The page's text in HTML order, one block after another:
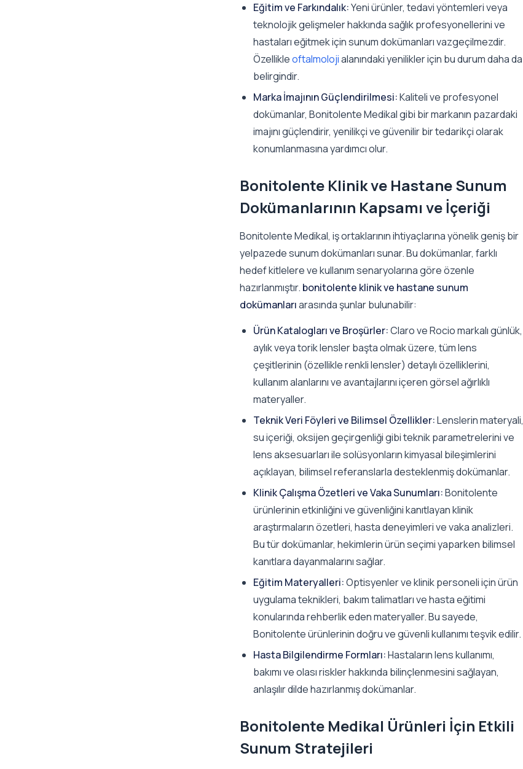
Eğitim ve Farkındalık:Yeni ürünler, tedavi yöntemleri veya
teknolojik gelişmeler hakkında sağlık profesyonellerini ve
hastaları eğitmek için sunum dokümanları vazgeçilmezdir.
Özellikleoftalmolojialanındaki yenilikler için bu durum daha da
belirgindir.
Marka İmajının Güçlendirilmesi:Kaliteli ve profesyonel
dokümanlar, Bonitolente Medikal gibi bir markanın pazardaki
imajını güçlendirir, yenilikçi ve güvenilir bir tedarikçi olarak
konumlanmasına yardımcı olur.
Bonitolente Klinik ve Hastane Sunum
Dokümanlarının Kapsamı ve İçeriği
Bonitolente Medikal, iş ortaklarının ihtiyaçlarına yönelik geniş bir
yelpazede sunum dokümanları sunar. Bu dokümanlar, farklı
hedef kitlelere ve kullanım senaryolarına göre özenle
hazırlanmıştır. bonitolente klinik ve hastane sunum
dokümanlarıarasında şunlar bulunabilir:
Ürün Katalogları ve Broşürler:Claro ve Rocio markalı günlük,
aylık veya torik lensler başta olmak üzere, tüm lens
çeşitlerinin (özellikle renkli lensler) detaylı özelliklerini,
kullanım alanlarını ve avantajlarını içeren görsel ağırlıklı
materyaller.
Teknik Veri Föyleri ve Bilimsel Özellikler:Lenslerin materyali,
su içeriği, oksijen geçirgenliği gibi teknik parametrelerini ve
lens aksesuarları ile solüsyonların kimyasal bileşimlerini
açıklayan, bilimsel referanslarla desteklenmiş dokümanlar.
Klinik Çalışma Özetleri ve Vaka Sunumları:Bonitolente
ürünlerinin etkinliğini ve güvenliğini kanıtlayan klinik
araştırmaların özetleri, hasta deneyimleri ve vaka analizleri.
Bu tür dokümanlar, hekimlerin ürün seçimi yaparken bilimsel
kanıtlara dayanmalarını sağlar.
Eğitim Materyalleri:Optisyenler ve klinik personeli için ürün
uygulama teknikleri, bakım talimatları ve hasta eğitimi
konularında rehberlik eden materyaller. Bu sayede,
Bonitolente ürünlerinin doğru ve güvenli kullanımı teşvik edilir.
Hasta Bilgilendirme Formları:Hastaların lens kullanımı,
bakımı ve olası riskler hakkında bilinçlenmesini sağlayan,
anlaşılır dilde hazırlanmış dokümanlar.
Bonitolente Medikal Ürünleri İçin Etkili
Sunum Stratejileri